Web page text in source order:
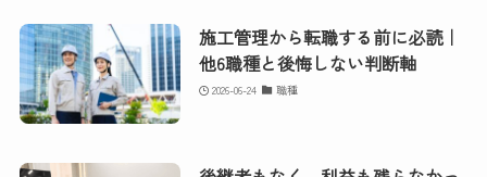
施工管理から転職する前に必読｜
他6職種と後悔しない判断軸
2026-06-24 職種